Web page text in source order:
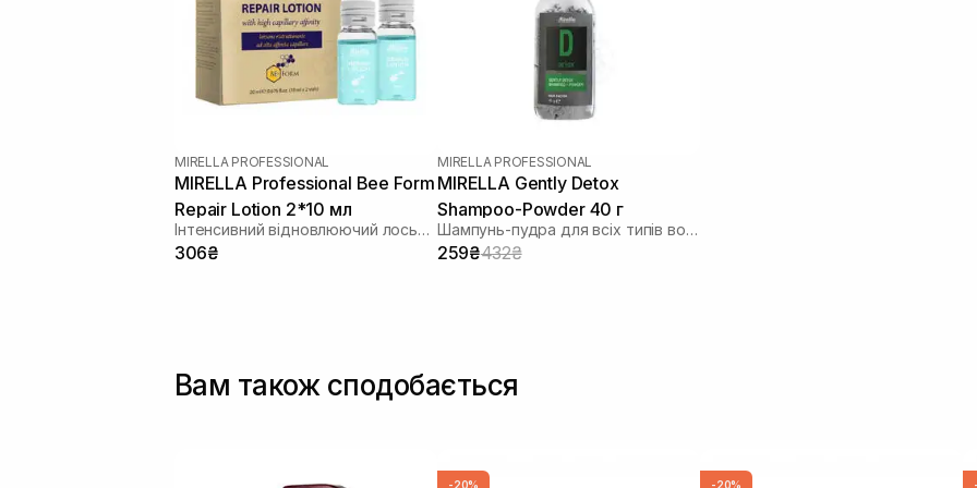
MIRELLA PROFESSIONAL
MIRELLA Professional Bee Form
Repair Lotion 2*10 мл
Інтенсивний відновлюючий лосьйон
306₴
MIRELLA PROFESSIONAL
MIRELLA Gently Detox
Shampoo-Powder 40 г
Шампунь-пудра для всіх типів волосся
259₴432₴
Вам також сподобається
-20% -20%